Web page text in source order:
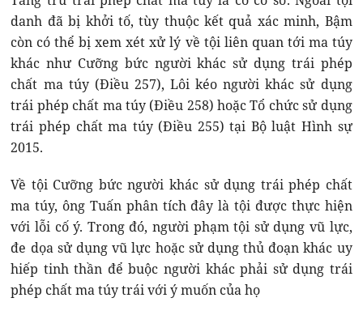
danh đã bị khởi tố, tùy thuộc kết quả xác minh, Bậm
còn có thể bị xem xét xử lý về tội liên quan tới ma túy
khác như Cưỡng bức người khác sử dụng trái phép
chất ma túy (Điều 257), Lôi kéo người khác sử dụng
trái phép chất ma túy (Điều 258) hoặc Tổ chức sử dụng
trái phép chất ma túy (Điều 255) tại Bộ luật Hình sự
2015.
Về tội Cưỡng bức người khác sử dụng trái phép chất
ma túy, ông Tuấn phân tích đây là tội được thực hiện
với lỗi cố ý. Trong đó, người phạm tội sử dụng vũ lực,
đe dọa sử dụng vũ lực hoặc sử dụng thủ đoạn khác uy
hiếp tinh thần để buộc người khác phải sử dụng trái
phép chất ma túy trái với ý muốn của họ